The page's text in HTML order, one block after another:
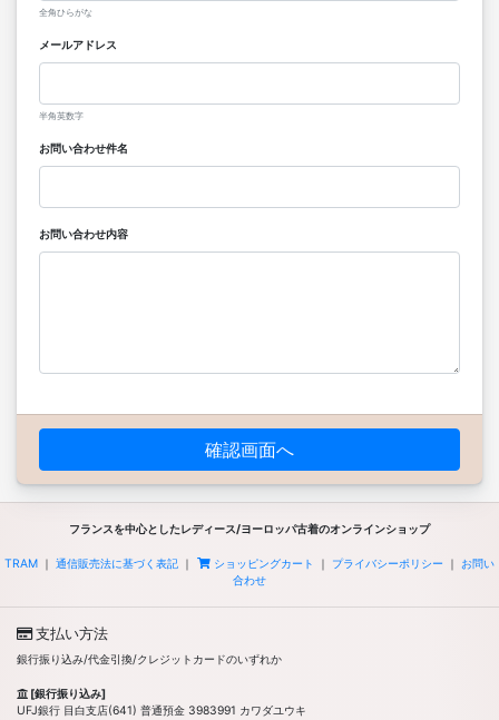
全角ひらがな
メールアドレス
半角英数字
お問い合わせ件名
お問い合わせ内容
確認画面へ
フランスを中心としたレディース/ヨーロッパ古着のオンラインショップ
TRAM ｜ 通信販売法に基づく表記 ｜ ショッピングカート ｜ プライバシーポリシー ｜ お問い
合わせ
支払い方法
銀行振り込み/代金引換/クレジットカードのいずれか
[銀行振り込み]
UFJ銀行 目白支店(641) 普通預金 3983991 カワダユウキ